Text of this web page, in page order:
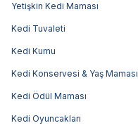
Yetişkin Kedi Maması
Kedi Tuvaleti
Kedi Kumu
Kedi Konservesi & Yaş Maması
Kedi Ödül Maması
Kedi Oyuncakları